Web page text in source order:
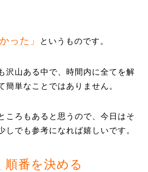
った」 というものです。
沢山ある中で、時間内に全てを解
簡単なことではありません。
ころもあると思うので、今日はそ
しでも参考になれば嬉しいです。
番を決める